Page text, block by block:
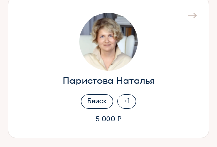
Паристова Наталья
Бийск +1
5 000 ₽